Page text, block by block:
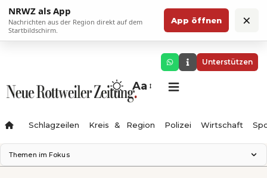
NRWZ als App
Nachrichten aus der Region direkt auf dem
Startbildschirm.
App öffnen ×
Unterstützen
Aa
Schlagzeilen Kreis & Region Polizei Wirtschaft
Themen im Fokus